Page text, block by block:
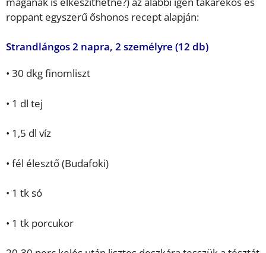
roppant egyszerű őshonos recept alapján:
Strandlángos 2 napra, 2 személyre (12 db)
• 30 dkg finomliszt
• 1 dl tej
• 1,5 dl víz
• fél élesztő (Budafoki)
• 1 tk só
• 1 tk porcukor